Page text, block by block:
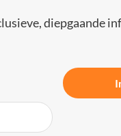
diepgaande